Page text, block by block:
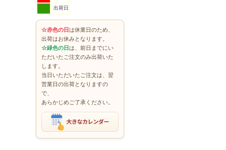
出荷日
☆赤色の日は休業日のため、
出荷はお休みとなります。
☆緑色の日は、前日までにい
ただいたご注文のみ出荷いた
します。
当日いただいたご注文は、翌
営業日の出荷となりますの
で、
あらかじめご了承ください。